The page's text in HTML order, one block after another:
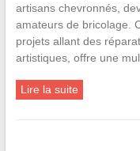
artisans chevronnés,
amateurs de bricolage.
projets allant des
artistiques, offre une
Lire la suite